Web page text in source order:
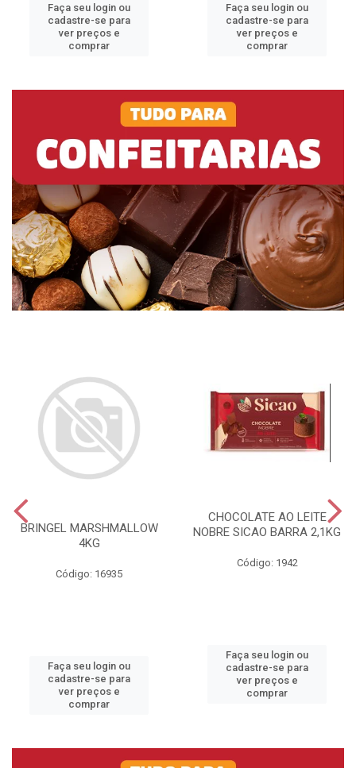
Faça seu login ou
cadastre-se para
ver preços e
comprar
Faça seu login ou
cadastre-se para
ver preços e
comprar
BRINGEL MARSHMALLOW
4KG
Código: 16935
Faça seu login ou
cadastre-se para
ver preços e
comprar
CHOCOLATE AO LEITE
NOBRE SICAO BARRA 2,1KG
Código: 1942
Faça seu login ou
cadastre-se para
ver preços e
comprar